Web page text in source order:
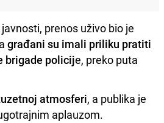
prenos uživo bio je
građani su imali priliku pratiti
brigade policije, preko puta
atmosferi, a publika je
aplauzom.